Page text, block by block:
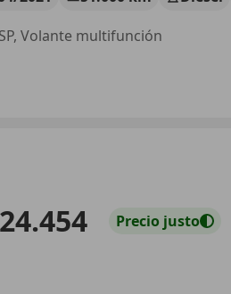
Volante multifunción
Precio justo